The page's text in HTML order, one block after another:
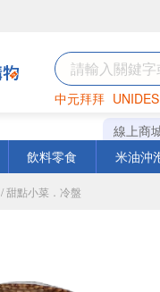
中元拜拜
巧克力 罐頭
線上商
飲料零食 米油沖
/ 甜點小菜．冷盤